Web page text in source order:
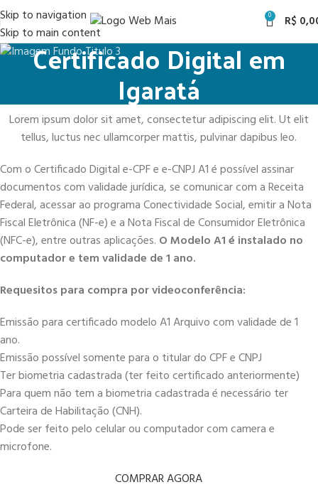
Skip to navigation
Skip to main content
0 R$
Certificado Digital em
Igaratá
Lorem ipsum dolor sit amet, consectetur adipiscing elit. Ut elit
tellus, luctus nec ullamcorper mattis, pulvinar dapibus leo.
Com o Certificado Digital e-CPF e e-CNPJ A1 é possível assinar
documentos com validade jurídica, se comunicar com a Receita
Federal, acessar ao programa Conectividade Social, emitir a Nota
Fiscal Eletrônica (NF-e) e a Nota Fiscal de Consumidor Eletrônica
(NFC-e), entre outras aplicações. O Modelo A1 é instalado no
computador e tem validade de 1 ano.
Requesitos para compra por videoconferência:
Emissão para certificado modelo A1 Arquivo com validade de 1
ano.
Emissão possível somente para o titular do CPF e CNPJ
Ter biometria cadastrada (ter feito certificado anteriormente)
Para quem não tem a biometria cadastrada é necessário ter
Carteira de Habilitação (CNH).
Pode ser feito pelo celular ou computador com camera e
microfone.
COMPRAR AGORA